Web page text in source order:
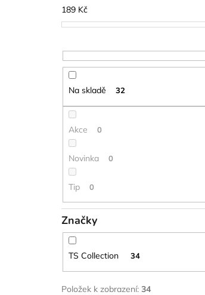
189 Kč
Na skladě 32
Akce 0
Novinka 0
Tip 0
Značky
TS Collection 34
Položek k zobrazení: 34